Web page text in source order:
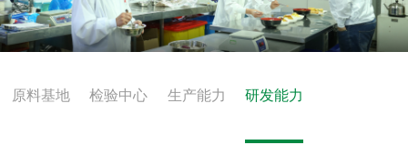
原料基地 检验中心 生产能力 研发能力